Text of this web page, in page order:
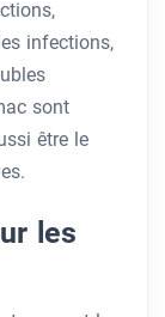
infections,
sont
être le
les